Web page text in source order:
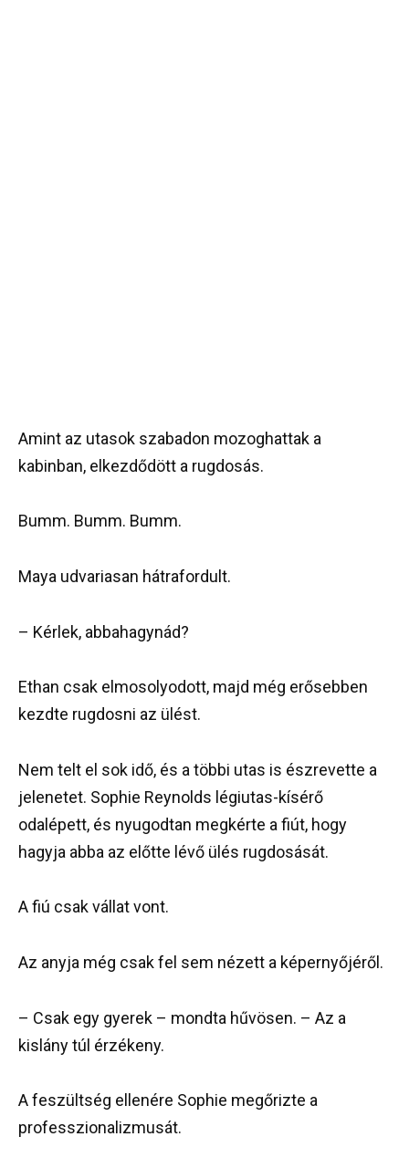
Amint az utasok szabadon mozoghattak a
kabinban, elkezdődött a rugdosás.
Bumm. Bumm. Bumm.
Maya udvariasan hátrafordult.
– Kérlek, abbahagynád?
Ethan csak elmosolyodott, majd még erősebben
kezdte rugdosni az ülést.
Nem telt el sok idő, és a többi utas is észrevette a
jelenetet. Sophie Reynolds légiutas-kísérő
odalépett, és nyugodtan megkérte a fiút, hogy
hagyja abba az előtte lévő ülés rugdosását.
A fiú csak vállat vont.
Az anyja még csak fel sem nézett a képernyőjéről.
– Csak egy gyerek – mondta hűvösen. – Az a
kislány túl érzékeny.
A feszültség ellenére Sophie megőrizte a
professzionalizmusát.